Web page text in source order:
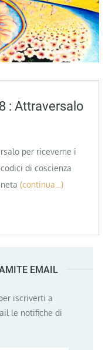
: Attraversalo
per riceverne i
di coscienza
(continua…)
EMAIL
iscriverti a
le notifiche di